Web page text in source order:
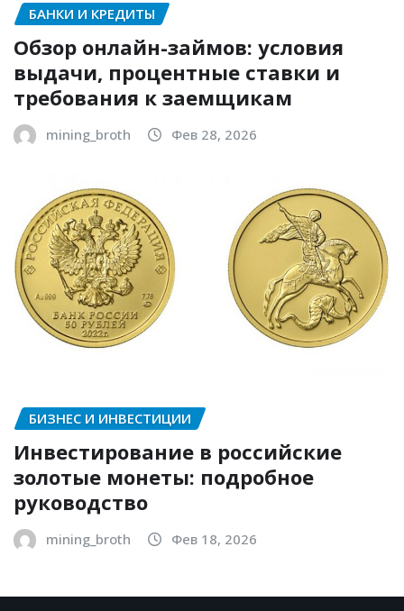
БАНКИ И КРЕДИТЫ
Обзор онлайн-займов: условия
выдачи, процентные ставки и
требования к заемщикам
mining_broth Фев 28, 2026
БИЗНЕС И ИНВЕСТИЦИИ
Инвестирование в российские
золотые монеты: подробное
руководство
mining_broth Фев 18, 2026